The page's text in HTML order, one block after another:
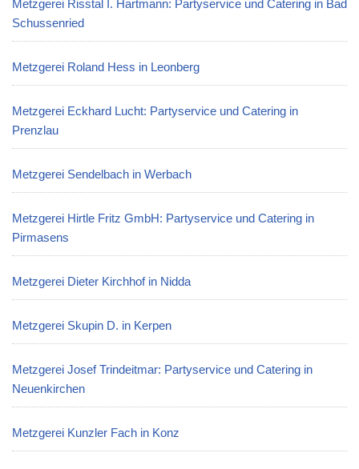
Metzgerei Risstal I. Hartmann: Partyservice und Catering in Bad
Schussenried
Metzgerei Roland Hess in Leonberg
Metzgerei Eckhard Lucht: Partyservice und Catering in
Prenzlau
Metzgerei Sendelbach in Werbach
Metzgerei Hirtle Fritz GmbH: Partyservice und Catering in
Pirmasens
Metzgerei Dieter Kirchhof in Nidda
Metzgerei Skupin D. in Kerpen
Metzgerei Josef Trindeitmar: Partyservice und Catering in
Neuenkirchen
Metzgerei Kunzler Fach in Konz